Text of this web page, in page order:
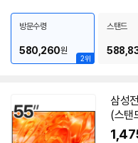
2위
방문수령
580,260원
스탠드
삼성
(스탠